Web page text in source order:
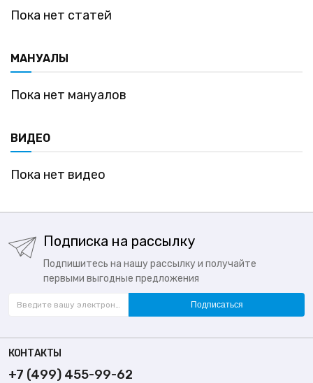
Пока нет статей
МАНУАЛЫ
Пока нет мануалов
ВИДЕО
Пока нет видео
Подписка на рассылку
Подпишитесь на нашу рассылку и получайте
первыми выгодные предложения
Подписаться
КОНТАКТЫ
+7 (499) 455-99-62